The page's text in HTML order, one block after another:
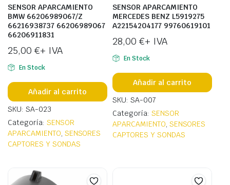
SENSOR APARCAMIENTO
BMW 66206989067/Z
66216938737 66206989067
66206911831
25,00 €+ IVA
En Stock
Añadir al carrito
SKU: SA-023
Categoría: SENSOR
APARCAMIENTO, SENSORES
CAPTORES Y SONDAS
SENSOR APARCAMIENTO
MERCEDES BENZ L5919275
A22154204177 99760619101
28,00 €+ IVA
En Stock
Añadir al carrito
SKU: SA-007
Categoría: SENSOR
APARCAMIENTO, SENSORES
CAPTORES Y SONDAS